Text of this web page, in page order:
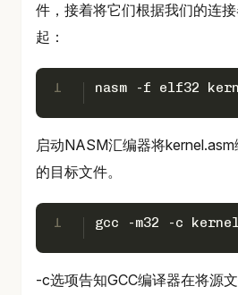
件，接着将它们根据我们的连
起：
1 nasm -f elf32
启动NASM汇编器将
的目标文件。
1 gcc -m32 -c
-c选项告知GCC编译器在将源